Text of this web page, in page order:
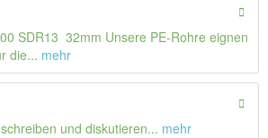
SDR13 32mm Unsere PE-Rohre eignen
die... mehr
und diskutieren... mehr